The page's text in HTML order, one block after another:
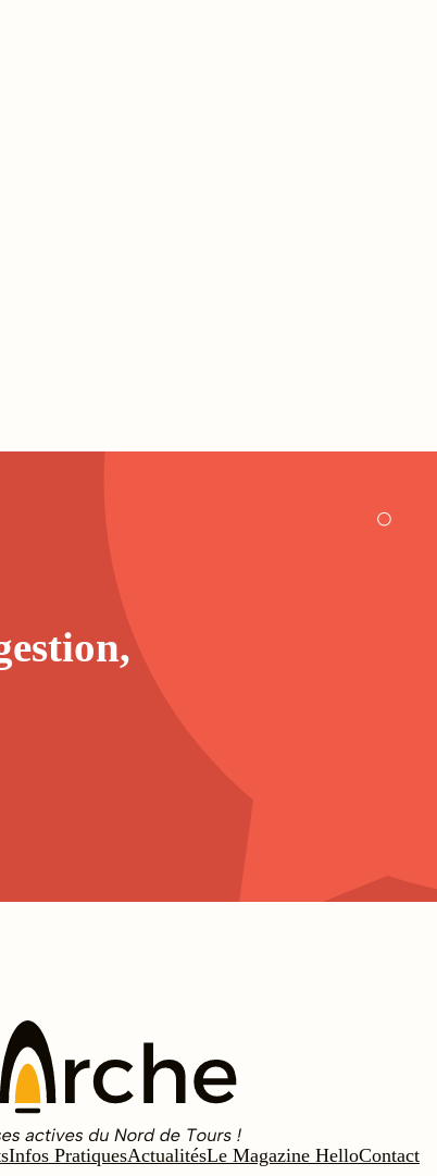
Infos PratiquesActualitésLe Magazine HelloContact